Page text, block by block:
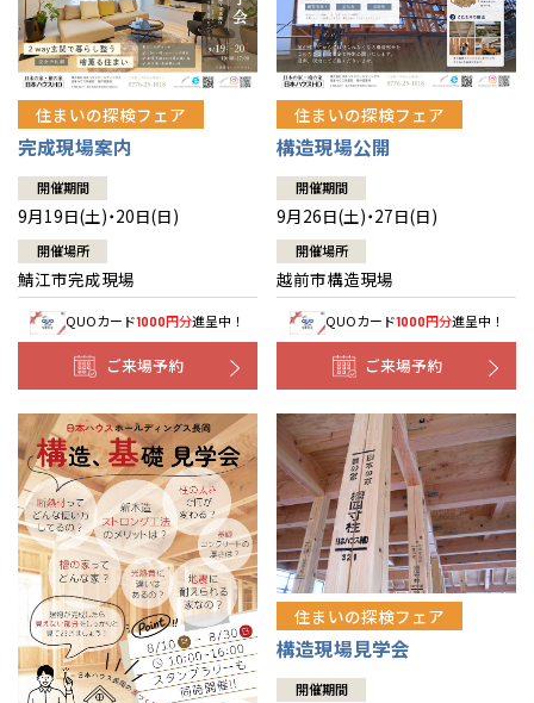
住まいの探検フェア
完成現場案内
開催期間
9月19日(土)・20日(日)
開催場所
鯖江市完成現場
QUOカード1000円分進呈中！
ご来場予約
住まいの探検フェア
構造現場公開
開催期間
9月26日(土)・27日(日)
開催場所
越前市構造現場
QUOカード1000円分進呈中！
ご来場予約
住まいの探検フェア
構造現場見学会
開催期間